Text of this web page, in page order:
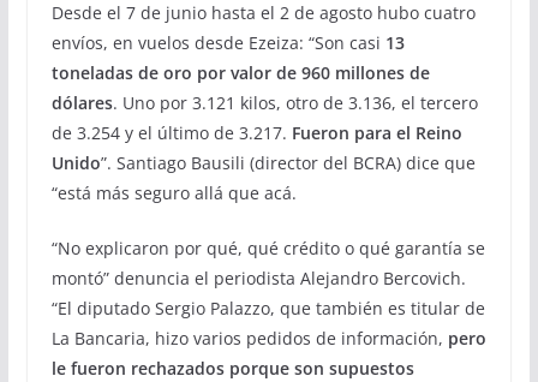
Desde el 7 de junio hasta el 2 de agosto hubo cuatro
envíos, en vuelos desde Ezeiza: “Son casi 13
toneladas de oro por valor de 960 millones de
dólares. Uno por 3.121 kilos, otro de 3.136, el tercero
de 3.254 y el último de 3.217. Fueron para el Reino
Unido”. Santiago Bausili (director del BCRA) dice que
“está más seguro allá que acá.
“No explicaron por qué, qué crédito o qué garantía se
montó” denuncia el periodista Alejandro Bercovich.
“El diputado Sergio Palazzo, que también es titular de
La Bancaria, hizo varios pedidos de información, pero
le fueron rechazados porque son supuestos